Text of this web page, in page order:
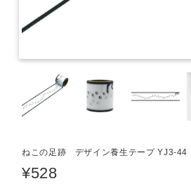
ねこの足跡 デザイン養生テープ YJ3-44
¥528